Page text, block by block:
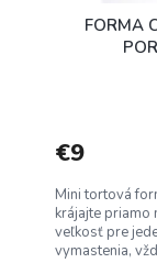
FORMA
€9
Mini tortová
krájajte priamo
veľkosť pre
vymastenia,